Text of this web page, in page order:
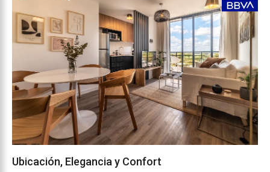
Ubicación, Elegancia y Confort